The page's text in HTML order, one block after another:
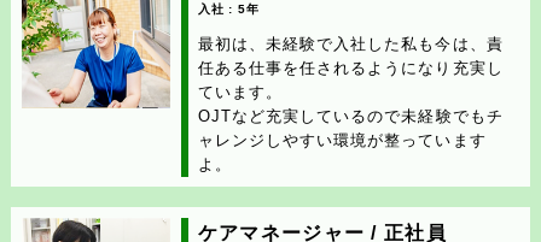
入社 : 5年
最初は、未経験で入社した私も今は、責
任ある仕事を任されるようになり充実し
ています。
OJTなど充実しているので未経験でもチ
ャレンジしやすい環境が整っています
よ。
ケアマネージャー / 正社員